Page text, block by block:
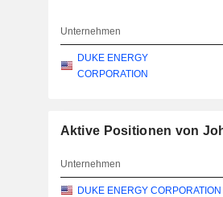
Unternehmen
DUKE ENERGY
CORPORATION
Aktive Positionen von
Unternehmen
DUKE ENERGY CORPORATION